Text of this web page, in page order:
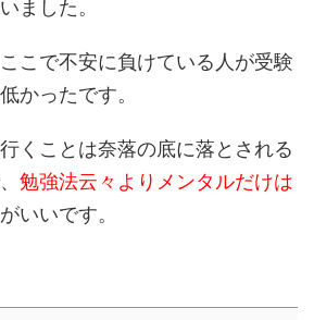
ました。
こで不安に負けている人が受験
かったです。
くことは奈落の底に落とされる
勉強法云々よりメンタルだけは
いいです。